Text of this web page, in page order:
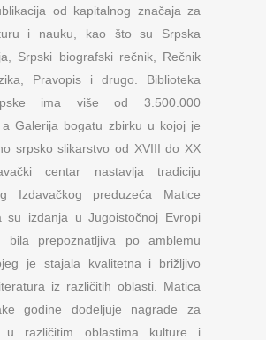
od kapitalnog značaja za
i nauku, kao što su Srpska
Srpski biografski rečnik, Rečnik
Pravopis i drugo. Biblioteka
ima više od 3.500.000
a Galerija bogatu zbirku u kojoj je
srpsko slikarstvo od XVIII do XX
centar nastavlja tradiciju
Izdavačkog preduzeća Matice
su izdanja u Jugoistočnoj Evropi
bila prepoznatljiva po amblemu
je stajala kvalitetna i brižljivo
iz različitih oblasti. Matica
godine dodeljuje nagrade za
u različitim oblastima kulture i